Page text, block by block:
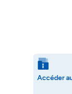
Accéder